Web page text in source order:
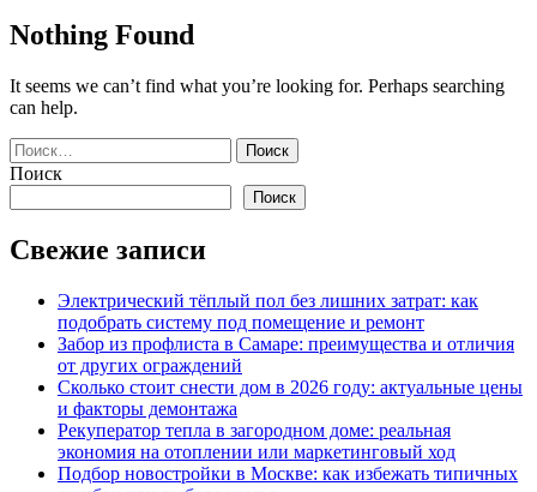
Nothing Found
It seems we can’t find what you’re looking for. Perhaps searching
can help.
Найти:
Поиск
Поиск
Свежие записи
Электрический тёплый пол без лишних затрат: как
подобрать систему под помещение и ремонт
Забор из профлиста в Самаре: преимущества и отличия
от других ограждений
Сколько стоит снести дом в 2026 году: актуальные цены
и факторы демонтажа
Рекуператор тепла в загородном доме: реальная
экономия на отоплении или маркетинговый ход
Подбор новостройки в Москве: как избежать типичных